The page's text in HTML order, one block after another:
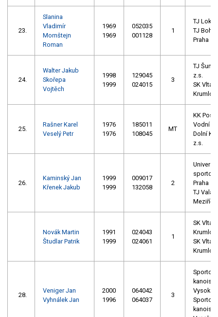
23.
Slanina
Vladimír
Mornštejn
Roman
1969
1969
052035
001128
1
TJ Loko
TJ
Praha
24.
Walter Jakub
Skořepa
Vojtěch
1998
1999
129045
024015
3
TJ
z.s.
SK
Krumlov
25.
Rašner Karel
Veselý Petr
1976
1976
185011
108045
MT
KK
Vodní
Dolní
z.s.
26.
Kaminský Jan
Křenek Jakub
1999
1999
009017
132058
2
Praha
TJ
Meziříčí
Novák Martin
Študlar Patrik
1991
1999
024043
024061
1
SK
Krumlov
SK
Krumlov
28.
Veniger Jan
Vyhnálek Jan
2000
1996
064042
064037
3
Vysoké